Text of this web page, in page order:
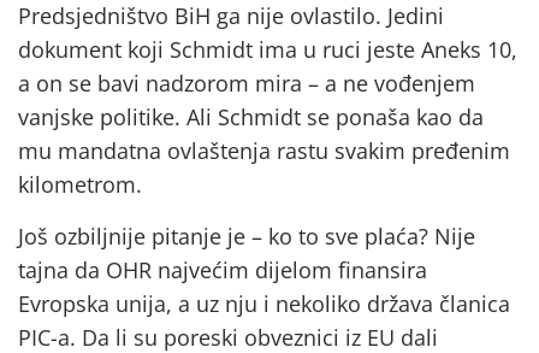
Predsjedništvo BiH ga nije ovlastilo. Jedini
dokument koji Schmidt ima u ruci jeste Aneks 10,
a on se bavi nadzorom mira – a ne vođenjem
vanjske politike. Ali Schmidt se ponaša kao da
mu mandatna ovlaštenja rastu svakim pređenim
kilometrom.
Još ozbiljnije pitanje je – ko to sve plaća? Nije
tajna da OHR najvećim dijelom finansira
Evropska unija, a uz nju i nekoliko država članica
PIC-a. Da li su poreski obveznici iz EU dali